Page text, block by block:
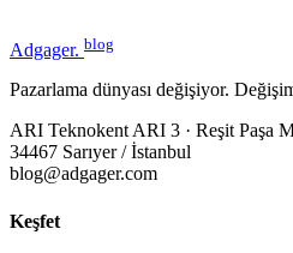
Adgager. blog
Pazarlama dünyası değişiyor.
ARI Teknokent ARI 3 · Reşit Paşa
34467 Sarıyer / İstanbul
blog@adgager.com
Keşfet